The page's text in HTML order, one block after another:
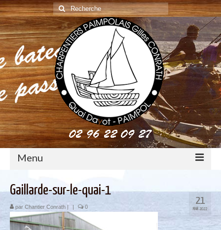
Rechercher
:
Menu
construction : le métier de charpentier de marine
Restauration de bateaux bois
Nous contacter
21
MAR 2022
Gaillarde-sur-le-quai-1
par Chantier Conrath | | 0